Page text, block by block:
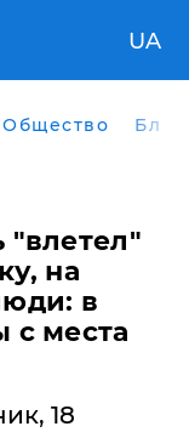
UA
Общество
"влетел"
на
в
с места
18